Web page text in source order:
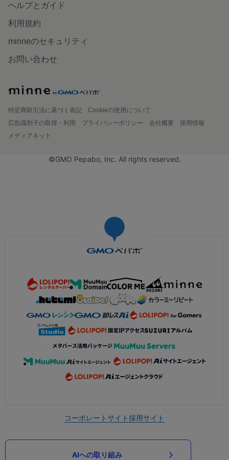
ヘルプとガイド
利用規約
minneのセキュリティ
お問い合わせ
特定商取引法に基づく表記
Cookieの使用について
広告識別子の取得・利用
プライバシーポリシー 会社概要
採用情報
メディアキット
©GMO Pepabo, Inc. All rights reserved.
コーポレートサイト採用サイト
AIへの取り組み